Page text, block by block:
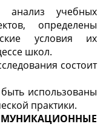
анализ учебных
определены
условия их
школ.
состоит
использованы
практики.